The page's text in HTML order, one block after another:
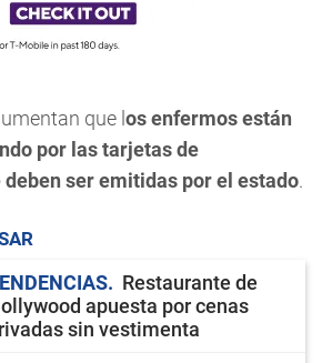
que l os enfermos están
por las tarjetas de
ser emitidas por el estado.
Restaurante de
apuesta por cenas
sin vestimenta